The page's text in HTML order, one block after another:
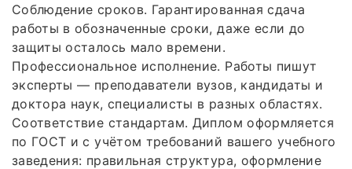
Соблюдение сроков. Гарантированная сдача
работы в обозначенные сроки, даже если до
защиты осталось мало времени.
Профессиональное исполнение. Работы пишут
эксперты — преподаватели вузов, кандидаты и
доктора наук, специалисты в разных областях.
Соответствие стандартам. Диплом оформляется
по ГОСТ и с учётом требований вашего учебного
заведения: правильная структура, оформление